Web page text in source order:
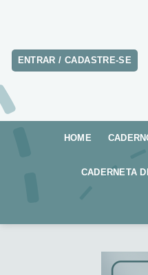
ENTRAR / CADASTRE-SE
HOME
CADERNETA